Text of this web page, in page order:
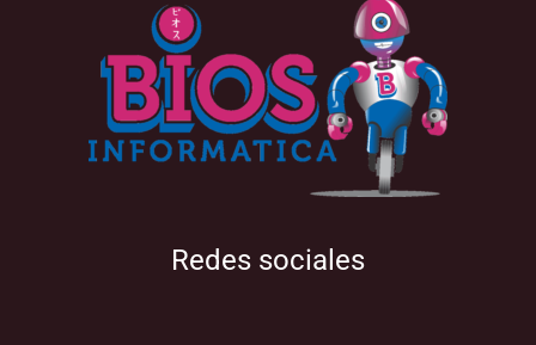
Redes sociales